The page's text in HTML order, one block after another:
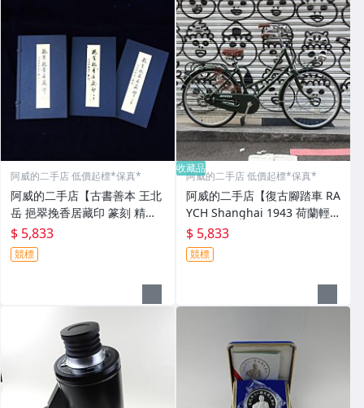
阿威的二手店 低價起標*保真*
阿威的二手店【古書善本 王北
岳 挹翠挽香居藏印 篆刻 精裝
本 附原裝外盒和上下兩卷 八十
四年初版】品相優 值得珍藏
$ 5,833
競標
收藏品
阿威的二手店 低價起標*保真*
阿威的二手店【復古腳踏車 RA
YCH Shanghai 1943 荷蘭輕
快車系列(自取不寄送) 綠色復
古淑女車】品相優 值得珍藏
$ 5,833
競標